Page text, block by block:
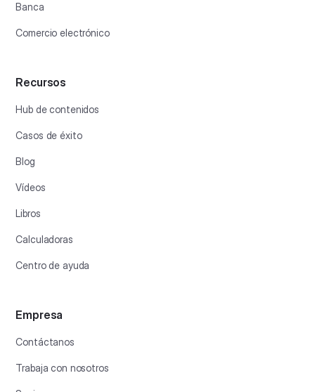
Banca
Comercio electrónico
Recursos
Hub de contenidos
Casos de éxito
Blog
Vídeos
Libros
Calculadoras
Centro de ayuda
Empresa
Contáctanos
Trabaja con nosotros